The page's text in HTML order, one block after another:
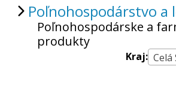
Poľnohospodárstvo a
Poľnohospodárske a
produkty
Kraj: Celá